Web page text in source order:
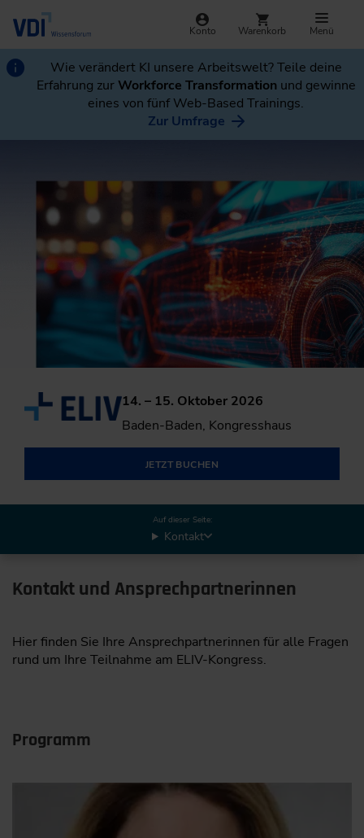
Konto Warenkorb Menü
Wie verändert KI unsere Arbeitswelt? Teile deine
Erfahrung zurWorkforce Transformation und gewinne
eines von fünf Web-Based Trainings.
Zur Umfrage
14. – 15. Oktober 2026
Baden-Baden, Kongresshaus
JETZT BUCHEN
Auf dieser Seite:
Kontakt
Kontakt und Ansprechpartnerinnen
Hier finden Sie Ihre Ansprechpartnerinnen für alle Fragen
rund um Ihre Teilnahme am ELIV-Kongress.
Programm